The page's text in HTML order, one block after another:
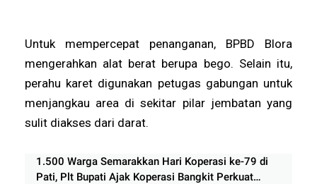
Untuk mempercepat penanganan, BPBD Blora
mengerahkan alat berat berupa bego. Selain itu,
perahu karet digunakan petugas gabungan untuk
menjangkau area di sekitar pilar jembatan yang
sulit diakses dari darat.
1.500 Warga Semarakkan Hari Koperasi ke-79 di
Pati, Plt Bupati Ajak Koperasi Bangkit Perkuat